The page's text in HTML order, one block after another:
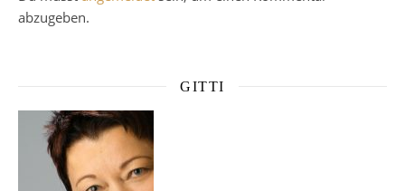
abzugeben.
GITTI